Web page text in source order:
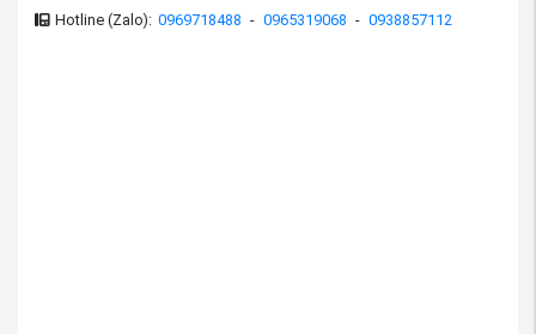
Hotline (Zalo): 0969718488 - 0965319068 - 0938857112